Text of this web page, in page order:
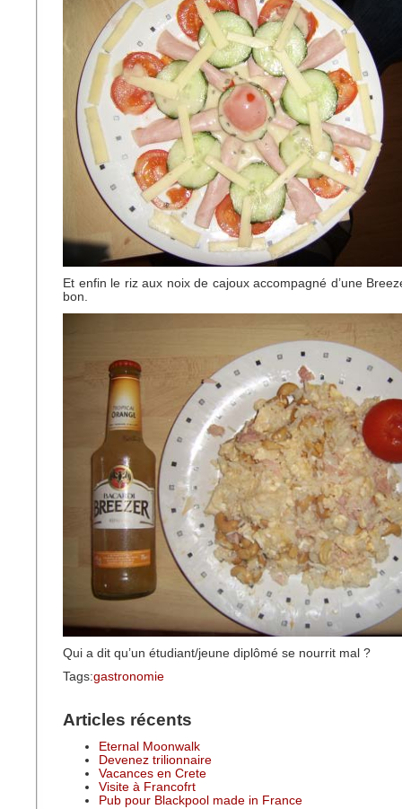
Et enfin le riz aux noix de cajoux accompagné d’une
bon.
Qui a dit qu’un étudiant/jeune diplômé se nourrit mal ?
Tags:gastronomie
Articles récents
Eternal Moonwalk
Devenez trilionnaire
Vacances en Crete
Visite à Francofrt
Pub pour Blackpool made in France